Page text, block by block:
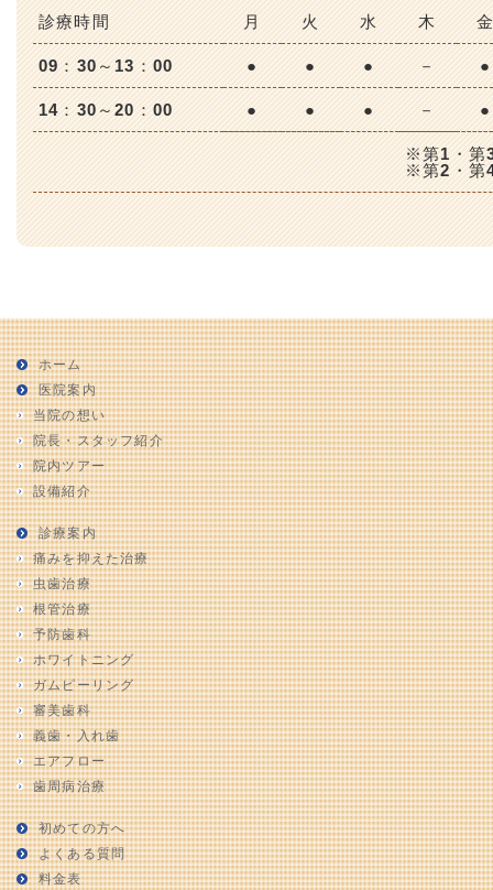
診療時間 月 火 水 木
09：30～13：00 ● ● ● － ●
14：30～20：00 ● ● ● － ●
※第1・第
※第2・第
ホーム
医院案内
当院の想い
院長・スタッフ紹介
院内ツアー
設備紹介
診療案内
痛みを抑えた治療
虫歯治療
根管治療
予防歯科
ホワイトニング
ガムピーリング
審美歯科
義歯・入れ歯
エアフロー
歯周病治療
初めての方へ
よくある質問
料金表